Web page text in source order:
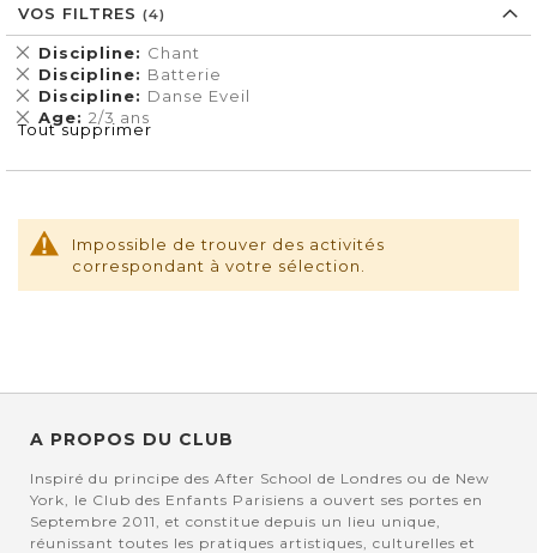
Impossible de trouver des activités
correspondant à votre sélection.
VOS FILTRES
Discipline Chant
Supprimer
cet
Élément
Discipline Batterie
Supprimer
cet
Élément
Discipline Danse Eveil
Supprimer
cet
Élément
Age 2/3 ans
Supprimer
cet
Tout supprimer
A PROPOS DU CLUB
Inspiré du principe des After School de Londres ou de New
York, le Club des Enfants Parisiens a ouvert ses portes en
Septembre 2011, et constitue depuis un lieu unique,
réunissant toutes les pratiques artistiques, culturelles et